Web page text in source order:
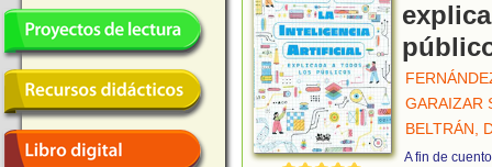
GARAIZAR
BELTRÁN,
A fin de